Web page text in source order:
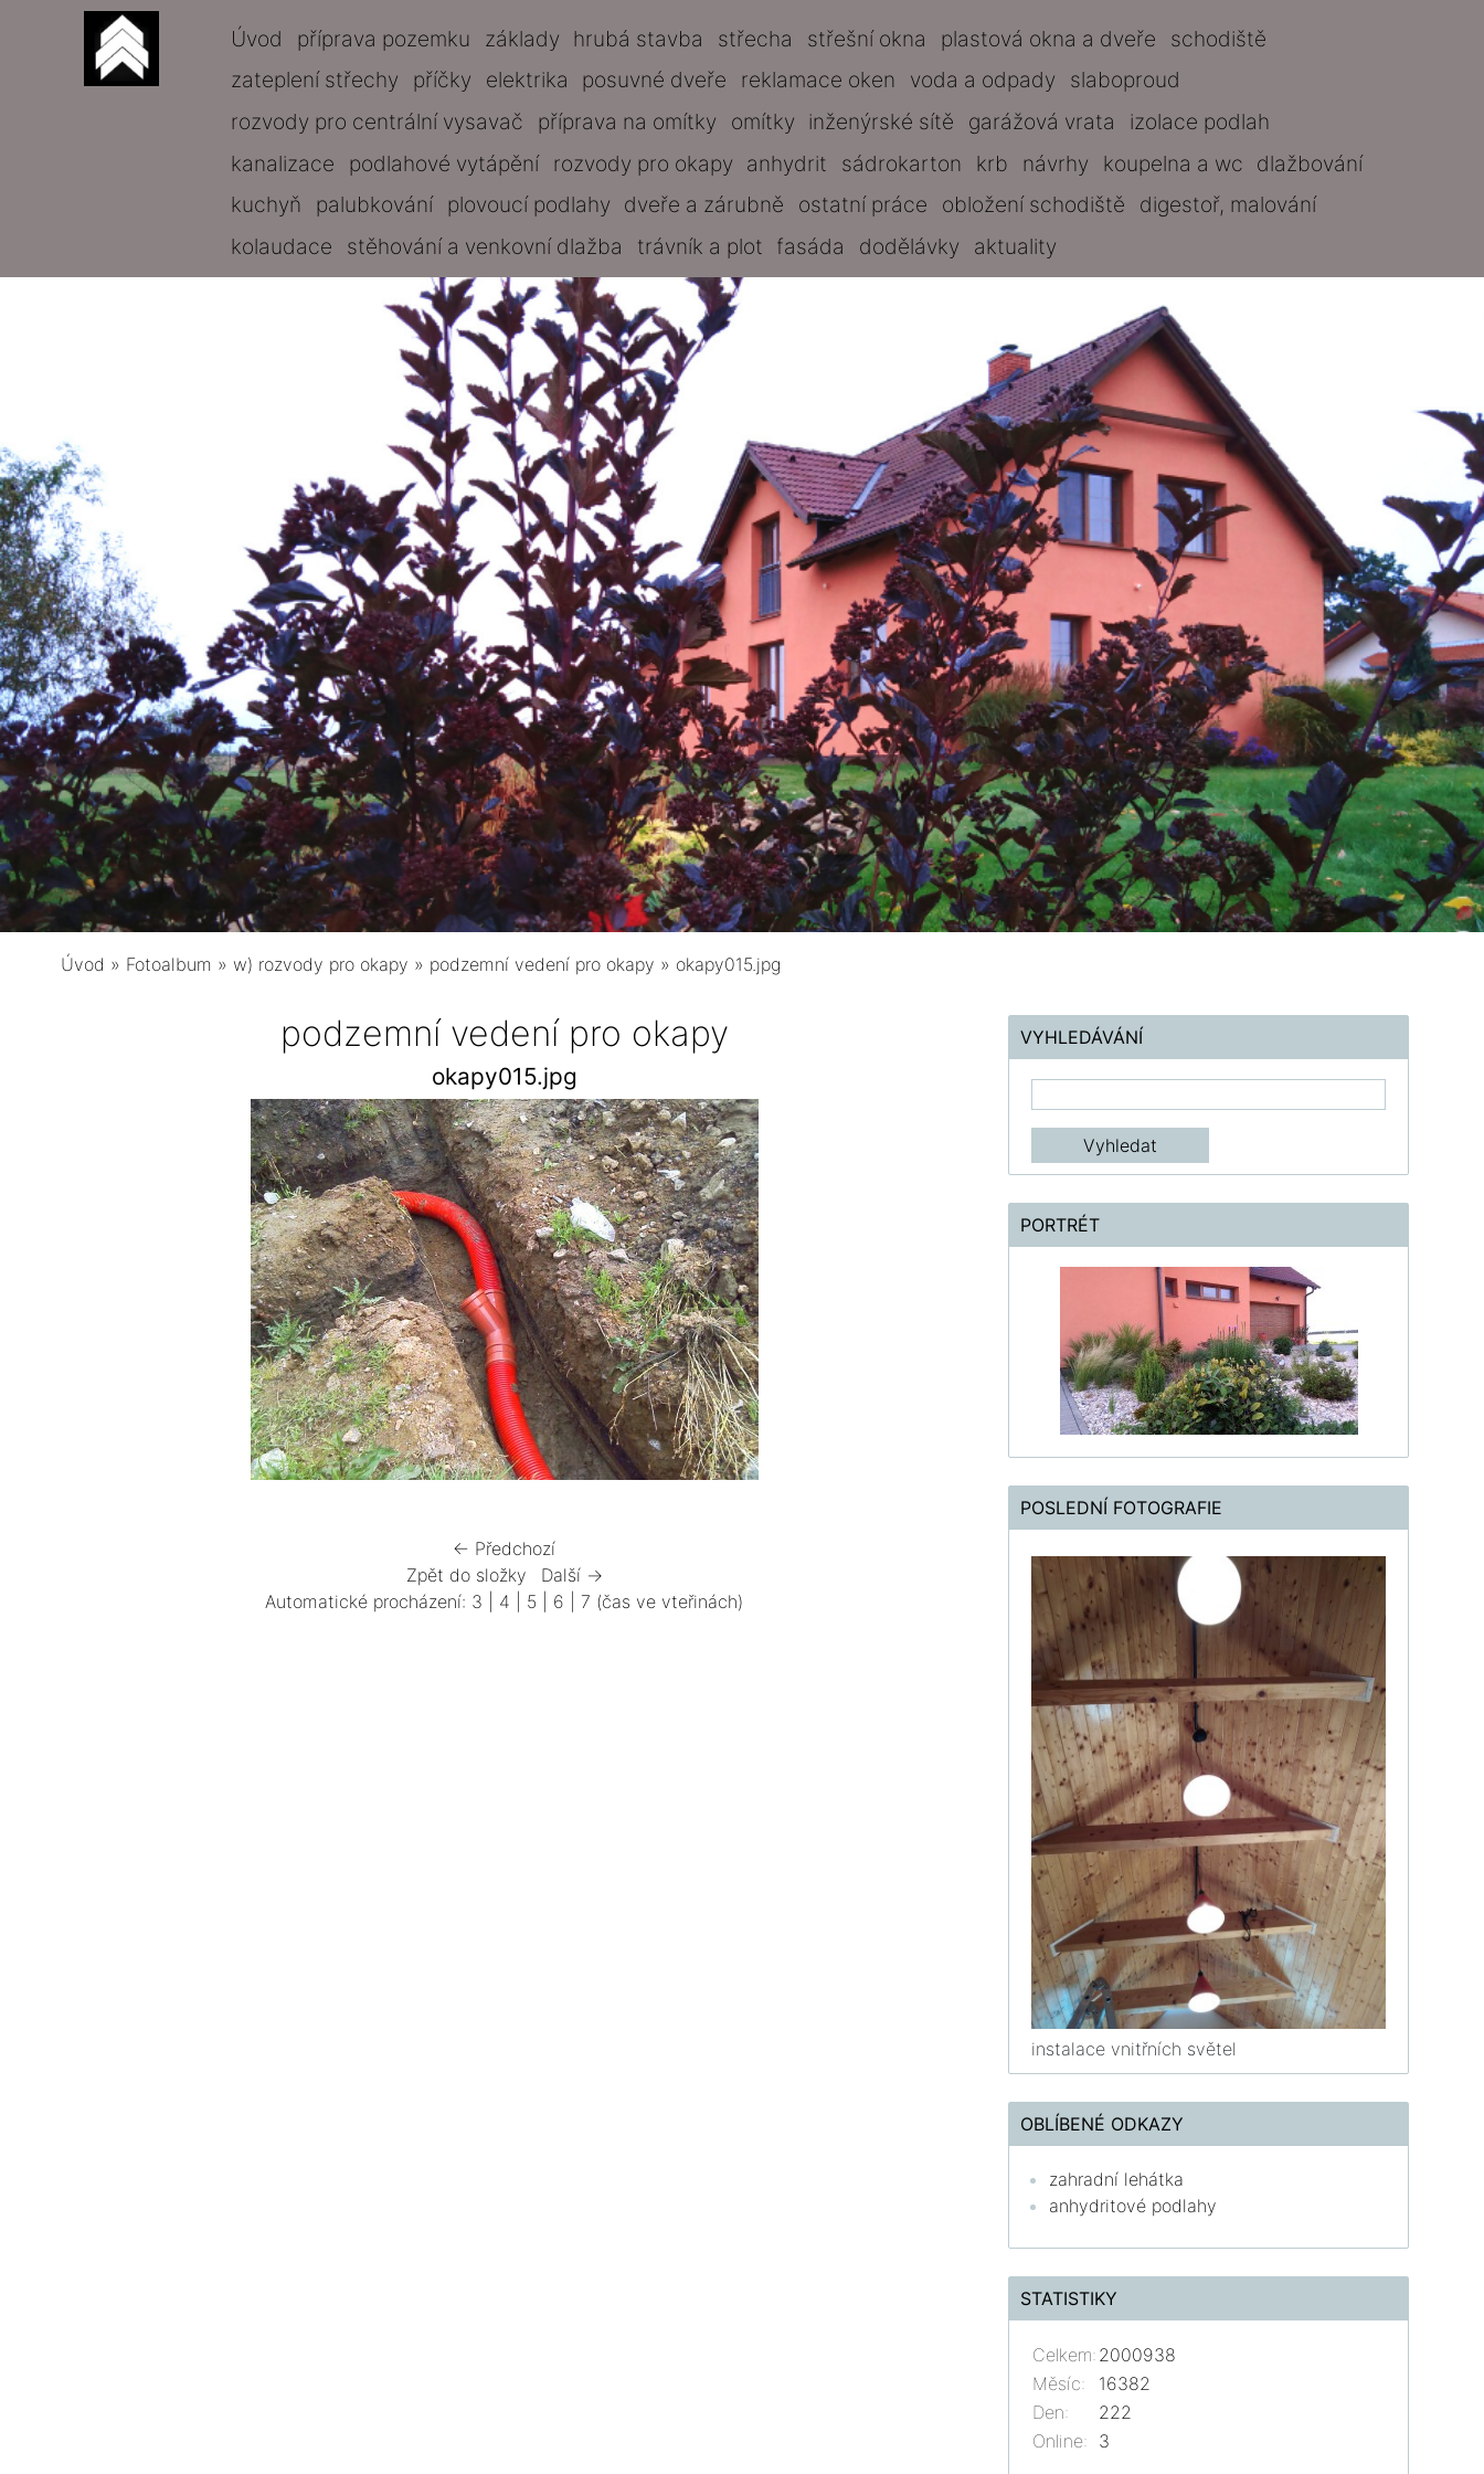
Úvod příprava pozemku základy hrubá stavba střecha střešní okna plastová okna a dveře
schodiště
zateplení střechy
příčky elektrika posuvné dveře reklamace oken voda a odpady
slaboproud
rozvody pro centrální vysavač
příprava na omítky omítky inženýrské sítě garážová vrata
izolace podlah
kanalizace
podlahové vytápění rozvody pro okapy anhydrit sádrokarton krb návrhy koupelna a wc dlažbování
kuchyň
palubkování plovoucí podlahy dveře a zárubně ostatní práce obložení schodiště
digestoř, malování
kolaudace
stěhování a venkovní dlažba trávník a plot fasáda dodělávky aktuality
Úvod » Fotoalbum » w) rozvody pro okapy » podzemní vedení pro okapy » okapy015.jpg
podzemní vedení pro okapy
okapy015.jpg
← Předchozí
Zpět do složky
Další →
Automatické procházení: 3 4 5 6 7 (čas ve vteřinách)
VYHLEDÁVÁNÍ
PORTRÉT
POSLEDNÍ FOTOGRAFIE
instalace vnitřních světel
OBLÍBENÉ ODKAZY
zahradní lehátka
anhydritové podlahy
STATISTIKY
Online: 3
Celkem: 2000938
Měsíc:
16382
Den:
222